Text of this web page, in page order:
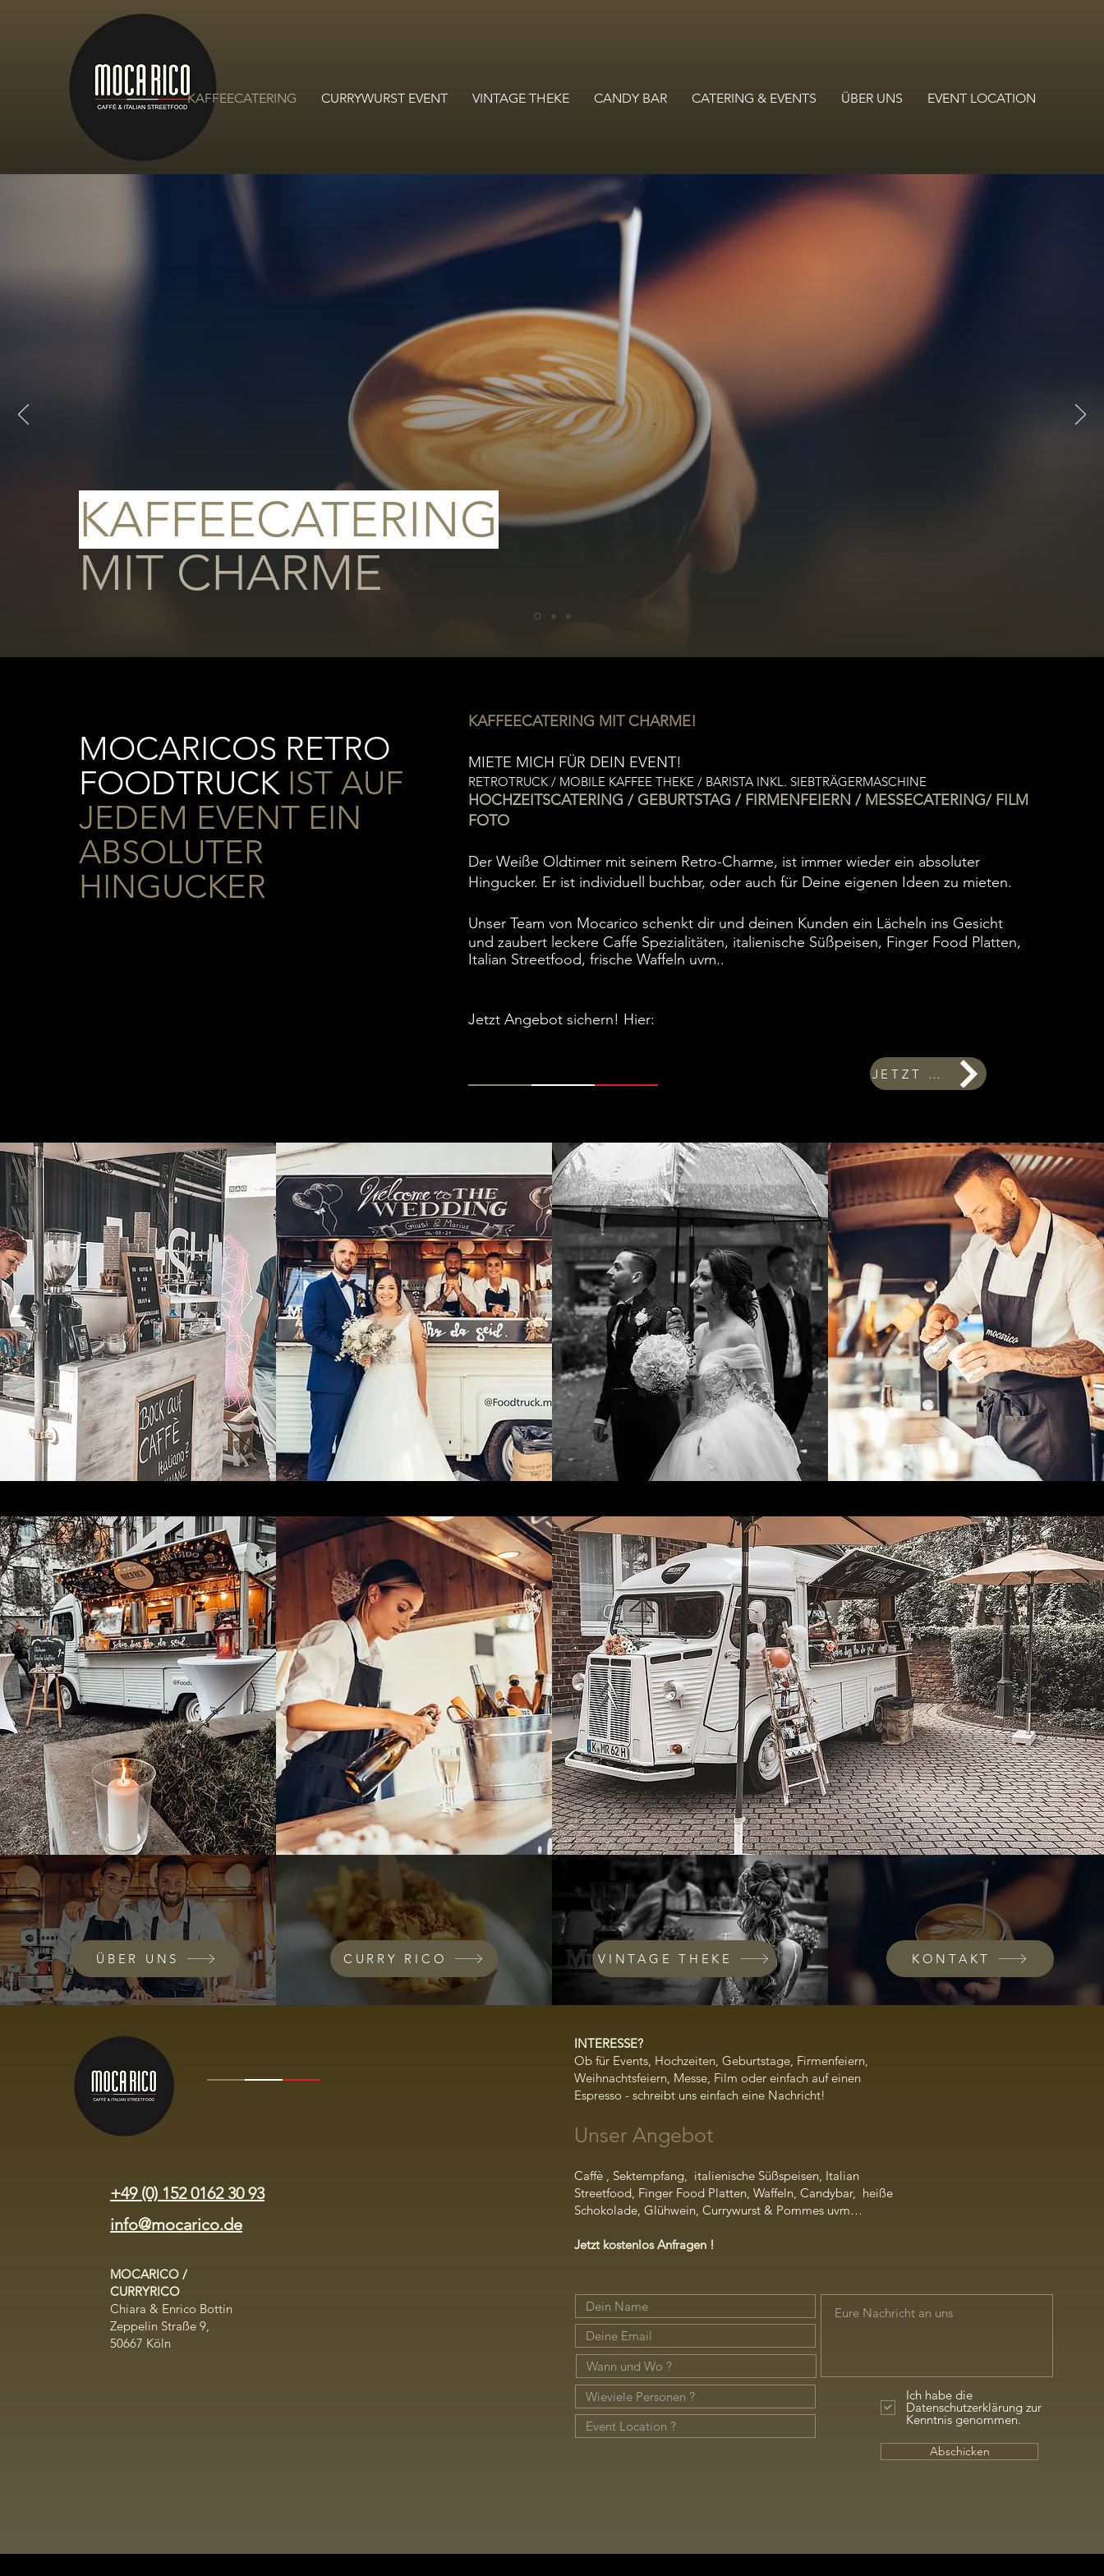
KAFFEECATERING CURRYWURST EVENT VINTAGE THEKE CANDY BAR CATERING & EVENTS ÜBER UNS EVENT LOCATION
KAFFEECATERING
MIT CHARME
MOCARICOS RETRO
FOODTRUCKIST AUF
JEDEM EVENT EIN
ABSOLUTER
HINGUCKER
KAFFEECATERING MIT CHARME!​
MIETE MICH FÜR DEIN EVENT!
RETROTRUCK / MOBILE KAFFEE THEKE / BARISTA INKL. SIEBTRÄGERMASCHINE
HOCHZEITSCATERING / GEBURTSTAG / FIRMENFEIERN / MESSECATERING/ FILM
FOTO
Der Weiße Oldtimer mit seinem Retro-Charme, ist immer wieder ein absoluter
Hingucker. Er ist individuell buchbar, oder auch für Deine eigenen Ideen zu mieten.
Unser Team von Mocarico schenkt dir und deinen Kunden ein Lächeln ins Gesicht
und zaubert leckere Caffe Spezialitäten, italienische Süßpeisen, Finger Food Platten,
Italian Streetfood, frische Waffeln uvm..
Jetzt Angebot sichern! Hier:
JETZT ANFRAGEN
ÜBER UNS CURRY RICO VINTAGE THEKE KONTAKT
+49 (0) 152 0162 30 93
info@mocarico.de
MOCARICO /
CURRYRICO
Chiara & Enrico Bottin
​Zeppelin Straße 9,
50667 Köln
INTERESSE?
Ob für Events, Hochzeiten, Geburtstage, Firmenfeiern,
Weihnachtsfeiern, Messe, Film oder einfach auf einen
Espresso - schreibt uns einfach eine Nachricht!
Unser Angebot
Caffè , Sektempfang, italienische Süßspeisen, Italian
Streetfood, Finger Food Platten, Waffeln, Candybar, heiße
Schokolade, Glühwein, Currywurst & Pommes uvm…
Jetzt kostenlos Anfragen !
Ich habe die
Datenschutzerklärung zur
Kenntnis genommen.
Abschicken